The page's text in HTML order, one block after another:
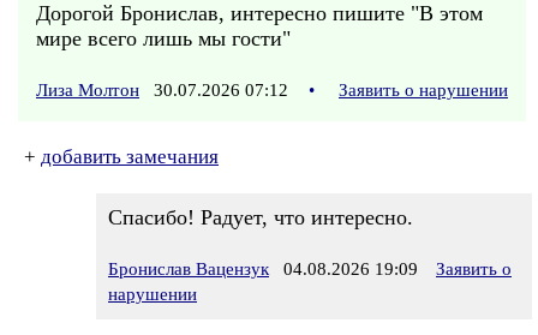
Дорогой Бронислав, интересно пишите "В этом
мире всего лишь мы гости"
Лиза Молтон 30.07.2026 07:12 • Заявить о нарушении
+ добавить замечания
Спасибо! Радует, что интересно.
Бронислав Вацензук 04.08.2026 19:09
Заявить о
нарушении